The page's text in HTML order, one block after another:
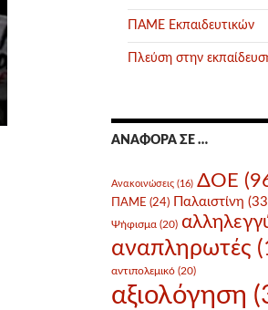
ΠΑΜΕ Εκπαιδευτικών
Πλεύση στην
ΑΝΑΦΟΡΆ ΣΕ …
Ανακοινώσεις (16) ΔΟΕ
ΠΑΜΕ (24) Παλαιστίνη
Ψήφισμα (20)
αναπληρωτές
αντιπολεμικό (20)
αξιολόγηση